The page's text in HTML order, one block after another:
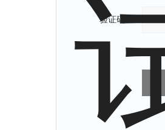
验证码：